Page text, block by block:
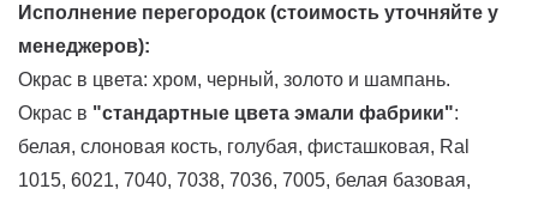
Исполнение перегородок (стоимость уточняйте у
менеджеров):
Окрас в цвета: хром, черный, золото и шампань.
Окрас в "стандартные цвета эмали фабрики":
белая, слоновая кость, голубая, фисташковая, Ral
1015, 6021, 7040, 7038, 7036, 7005, белая базовая,